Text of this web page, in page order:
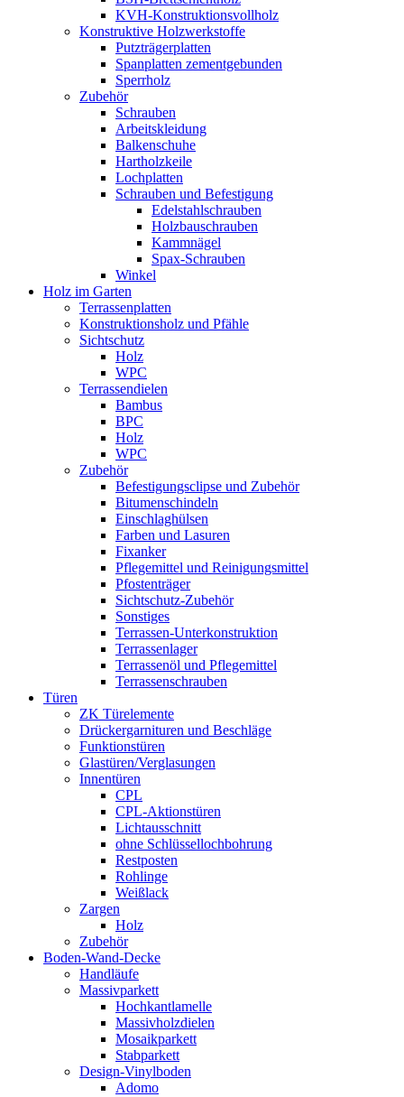
KVH-Konstruktionsvollholz
Konstruktive Holzwerkstoffe
Putzträgerplatten
Spanplatten zementgebunden
Sperrholz
Zubehör
Schrauben
Arbeitskleidung
Balkenschuhe
Hartholzkeile
Lochplatten
Schrauben und Befestigung
Edelstahlschrauben
Holzbauschrauben
Kammnägel
Spax-Schrauben
Winkel
Holz im Garten
Terrassenplatten
Konstruktionsholz und Pfähle
Sichtschutz
Holz
WPC
Terrassendielen
Bambus
BPC
Holz
WPC
Zubehör
Befestigungsclipse und Zubehör
Bitumenschindeln
Einschlaghülsen
Farben und Lasuren
Fixanker
Pflegemittel und Reinigungsmittel
Pfostenträger
Sichtschutz-Zubehör
Sonstiges
Terrassen-Unterkonstruktion
Terrassenlager
Terrassenöl und Pflegemittel
Terrassenschrauben
Türen
ZK Türelemente
Drückergarnituren und Beschläge
Funktionstüren
Glastüren/Verglasungen
Innentüren
CPL
CPL-Aktionstüren
Lichtausschnitt
ohne Schlüssellochbohrung
Restposten
Rohlinge
Weißlack
Zargen
Holz
Zubehör
Boden-Wand-Decke
Handläufe
Massivparkett
Hochkantlamelle
Massivholzdielen
Mosaikparkett
Stabparkett
Design-Vinylboden
Adomo